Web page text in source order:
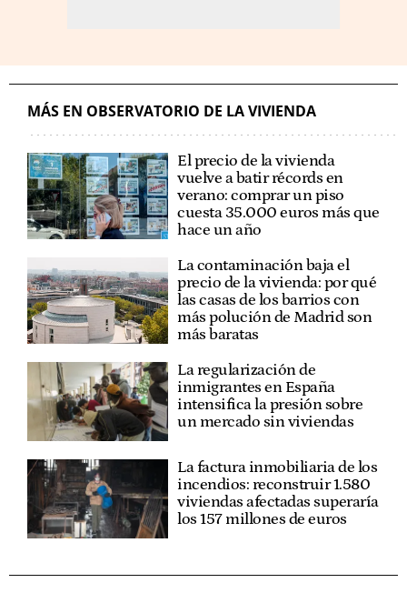
MÁS EN OBSERVATORIO DE LA VIVIENDA
El precio de la vivienda
vuelve a batir récords en
verano: comprar un piso
cuesta 35.000 euros más que
hace un año
La contaminación baja el
precio de la vivienda: por qué
las casas de los barrios con
más polución de Madrid son
más baratas
La regularización de
inmigrantes en España
intensifica la presión sobre
un mercado sin viviendas
La factura inmobiliaria de los
incendios: reconstruir 1.580
viviendas afectadas superaría
los 157 millones de euros